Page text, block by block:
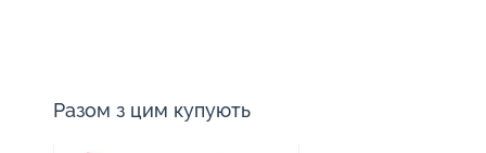
Разом з цим купують